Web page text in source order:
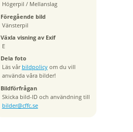
Högerpil / Mellanslag
Föregående bild
Vänsterpil
Växla visning av Exif
E
Dela foto
Läs vår bildpolicyom du vill
använda våra bilder!
Bildförfrågan
Skicka bild-ID och användning till
bilder@cffc.se